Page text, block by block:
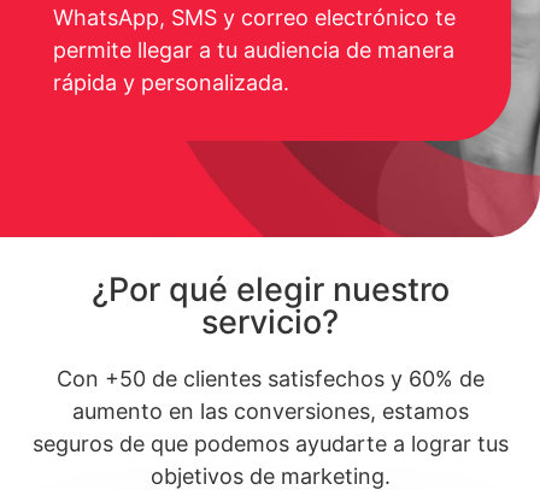
WhatsApp, SMS y correo electrónico te
permite llegar a tu audiencia de manera
rápida y personalizada.
¿Por qué elegir nuestro
servicio?
Con +50 de clientes satisfechos y 60% de
aumento en las conversiones, estamos
seguros de que podemos ayudarte a lograr tus
objetivos de marketing.